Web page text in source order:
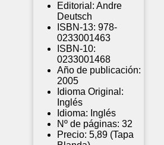
Editorial: Andre
Deutsch
ISBN-13: 978-
0233001463
ISBN-10:
0233001468
Año de publicación:
2005
Idioma Original:
Inglés
Idioma: Inglés
Nº de páginas: 32
Precio: 5,89 (Tapa